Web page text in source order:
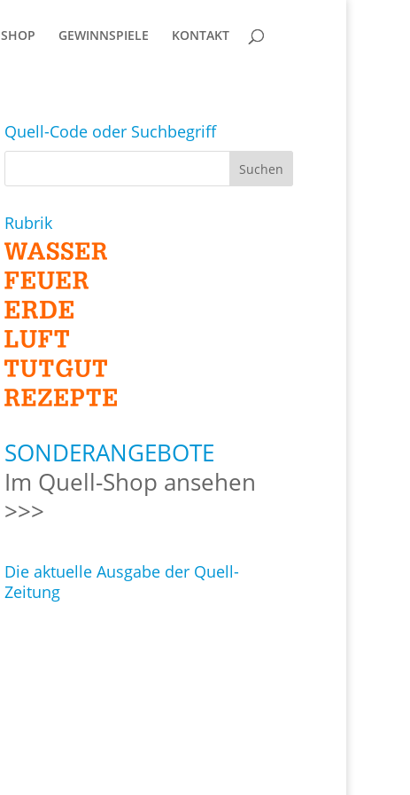
SHOP GEWINNSPIELE KONTAKT
Quell-Code oder Suchbegriff
Rubrik
SONDERANGEBOTE
Im Quell-Shop ansehen
>>>
Die aktuelle Ausgabe der Quell-
Zeitung